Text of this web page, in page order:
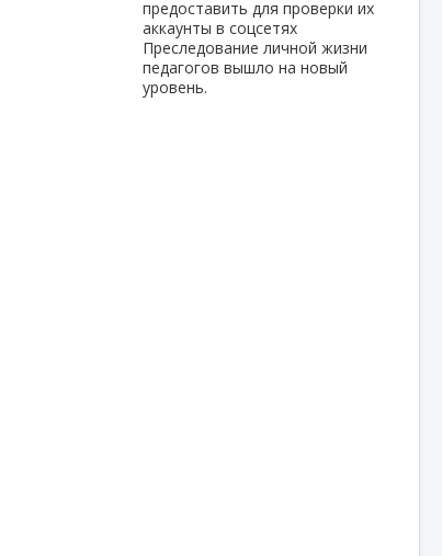
Преследование личной жизни
педагогов вышло на новый
уровень.